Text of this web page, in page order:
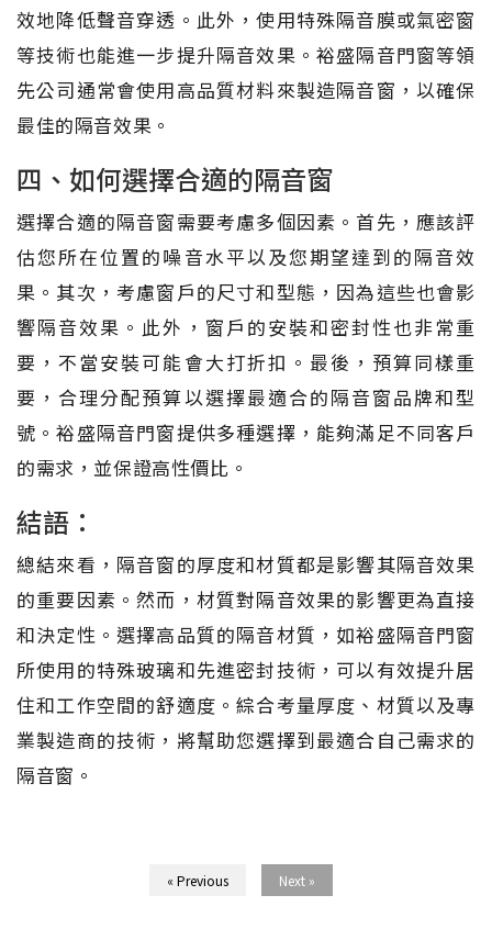
效地降低聲音穿透。此外，使用特殊隔音膜或氣密窗
等技術也能進一步提升隔音效果。裕盛隔音門窗等領
先公司通常會使用高品質材料來製造隔音窗，以確保
最佳的隔音效果。
四、如何選擇合適的隔音窗
選擇合適的隔音窗需要考慮多個因素。首先，應該評
估您所在位置的噪音水平以及您期望達到的隔音效
果。其次，考慮窗戶的尺寸和型態，因為這些也會影
響隔音效果。此外，窗戶的安裝和密封性也非常重
要，不當安裝可能會大打折扣。最後，預算同樣重
要，合理分配預算以選擇最適合的隔音窗品牌和型
號。裕盛隔音門窗提供多種選擇，能夠滿足不同客戶
的需求，並保證高性價比。
結語：
總結來看，隔音窗的厚度和材質都是影響其隔音效果
的重要因素。然而，材質對隔音效果的影響更為直接
和決定性。選擇高品質的隔音材質，如裕盛隔音門窗
所使用的特殊玻璃和先進密封技術，可以有效提升居
住和工作空間的舒適度。綜合考量厚度、材質以及專
業製造商的技術，將幫助您選擇到最適合自己需求的
隔音窗。
« Previous Next »